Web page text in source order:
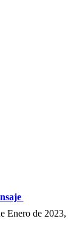
Enero de 2023,